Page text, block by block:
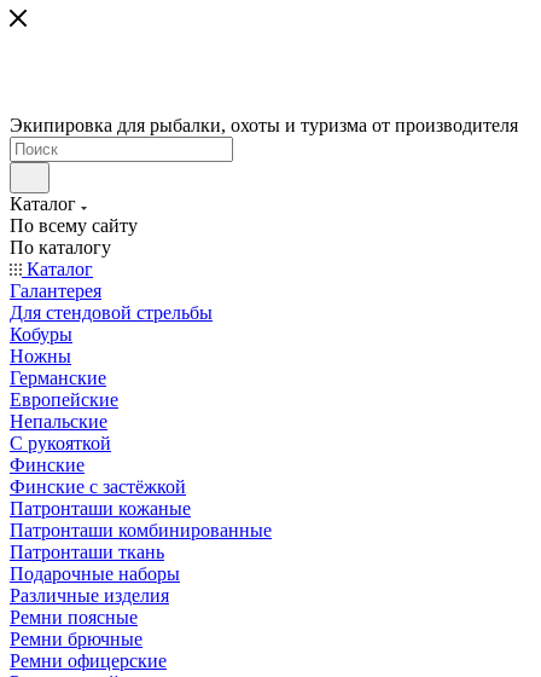
Экипировка для рыбалки, охоты и туризма от производителя
Каталог
По всему сайту
По каталогу
Каталог
Галантерея
Для стендовой стрельбы
Кобуры
Ножны
Германские
Европейские
Непальские
С рукояткой
Финские
Финские с застёжкой
Патронташи кожаные
Патронташи комбинированные
Патронташи ткань
Подарочные наборы
Различные изделия
Ремни поясные
Ремни брючные
Ремни офицерские